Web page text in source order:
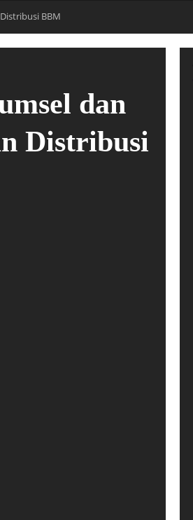
BBM
dan
Distribusi